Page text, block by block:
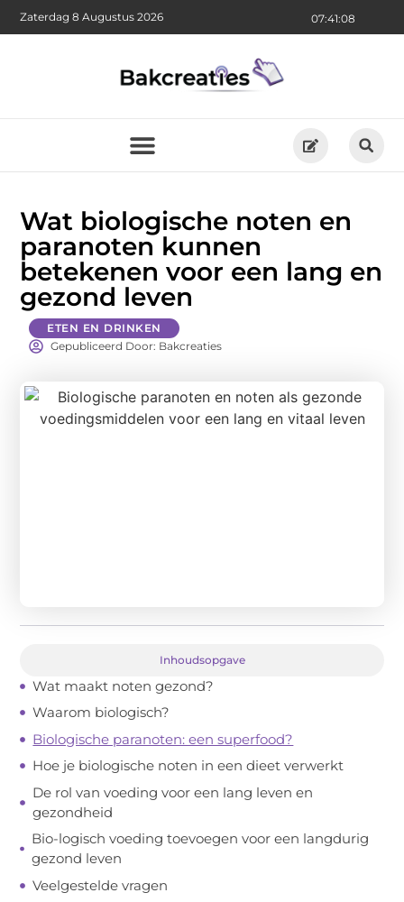
07:41:09
Zaterdag 8 Augustus 2026
Wat biologische noten en
paranoten kunnen
betekenen voor een lang en
gezond leven
ETEN EN DRINKEN
Gepubliceerd Door: Bakcreaties
Inhoudsopgave
Wat maakt noten gezond?
Waarom biologisch?
Biologische paranoten: een superfood?
Hoe je biologische noten in een dieet verwerkt
De rol van voeding voor een lang leven en
gezondheid
Bio-logisch voeding toevoegen voor een langdurig
gezond leven
Veelgestelde vragen